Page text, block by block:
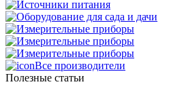
Все производители
Полезные статьи